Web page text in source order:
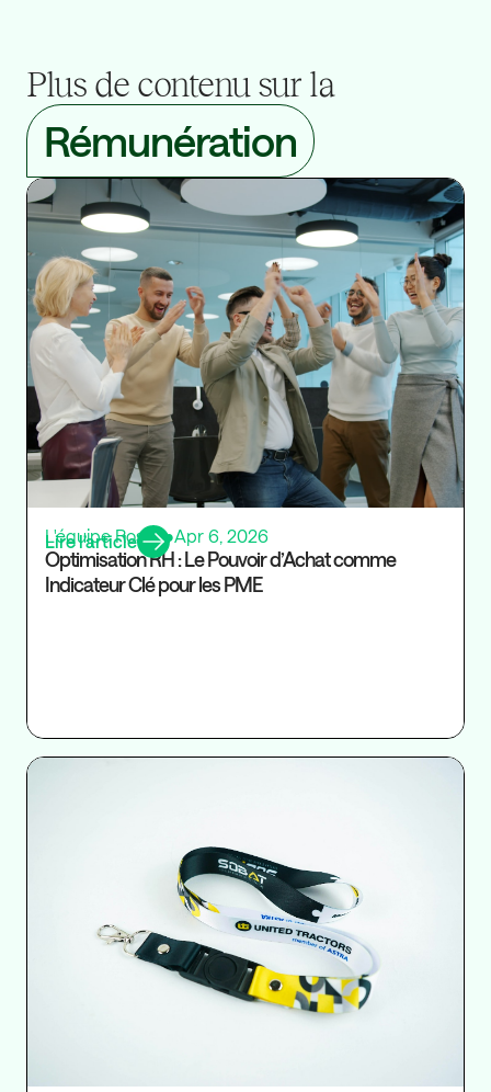
Plus de contenu sur la
Rémunération
L'équipe Rosaly•Apr 6, 2026
Optimisation RH : Le Pouvoir d’Achat comme
Indicateur Clé pour les PME
Lire l’article